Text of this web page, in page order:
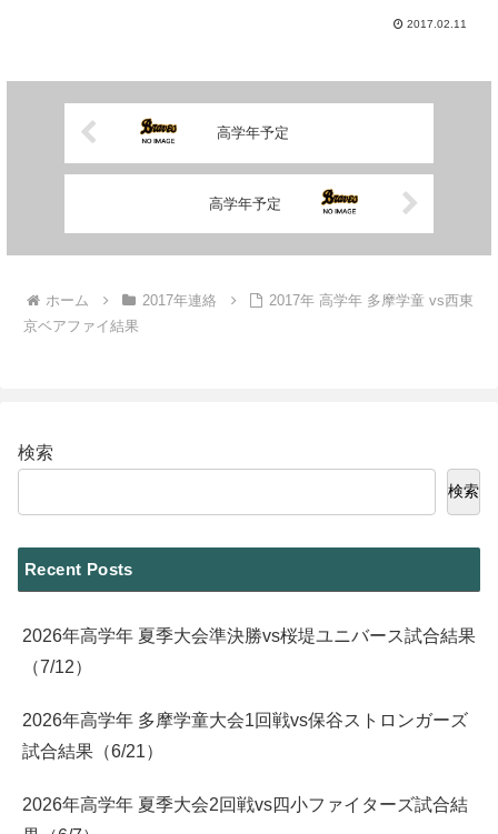
2017.02.11
高学年予定
高学年予定
ホーム 2017年連絡
2017年 高学年 多摩学童 vs西東
京ベアファイ結果
検索
検索
Recent Posts
2026年高学年 夏季大会準決勝vs桜堤ユニバース試合結果
（7/12）
2026年高学年 多摩学童大会1回戦vs保谷ストロンガーズ
試合結果（6/21）
2026年高学年 夏季大会2回戦vs四小ファイターズ試合結